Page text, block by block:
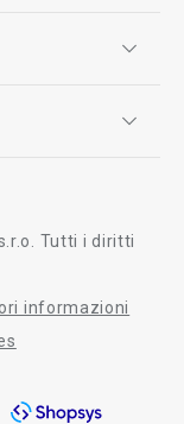
Tutti i diritti
informazioni